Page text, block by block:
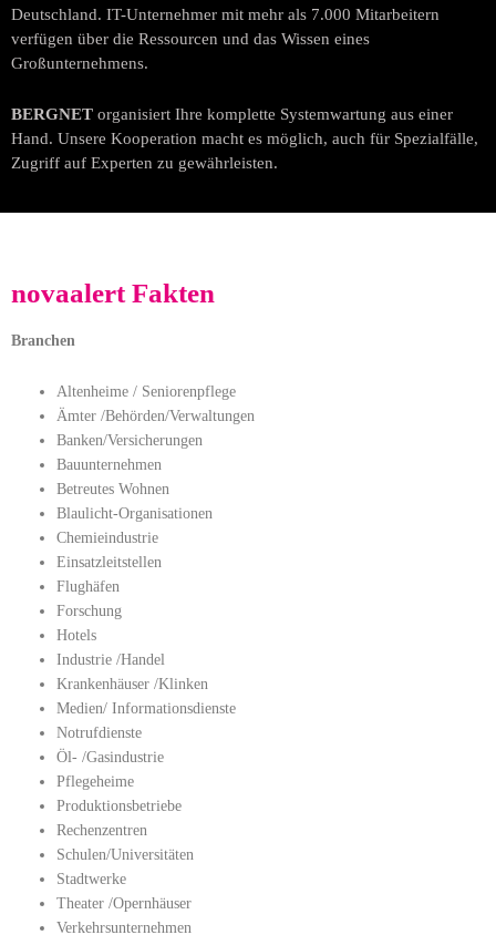
Deutschland. IT-Unternehmer mit mehr als 7.000 Mitarbeitern
verfügen über die Ressourcen und das Wissen eines
Großunternehmens.
BERGNET organisiert Ihre komplette Systemwartung aus einer
Hand. Unsere Kooperation macht es möglich, auch für Spezialfälle,
Zugriff auf Experten zu gewährleisten.
novaalert Fakten
Branchen
Altenheime / Seniorenpflege
Ämter /Behörden/Verwaltungen
Banken/Versicherungen
Bauunternehmen
Betreutes Wohnen
Blaulicht-Organisationen
Chemieindustrie
Einsatzleitstellen
Flughäfen
Forschung
Hotels
Industrie /Handel
Krankenhäuser /Klinken
Medien/ Informationsdienste
Notrufdienste
Öl- /Gasindustrie
Pflegeheime
Produktionsbetriebe
Rechenzentren
Schulen/Universitäten
Stadtwerke
Theater /Opernhäuser
Verkehrsunternehmen